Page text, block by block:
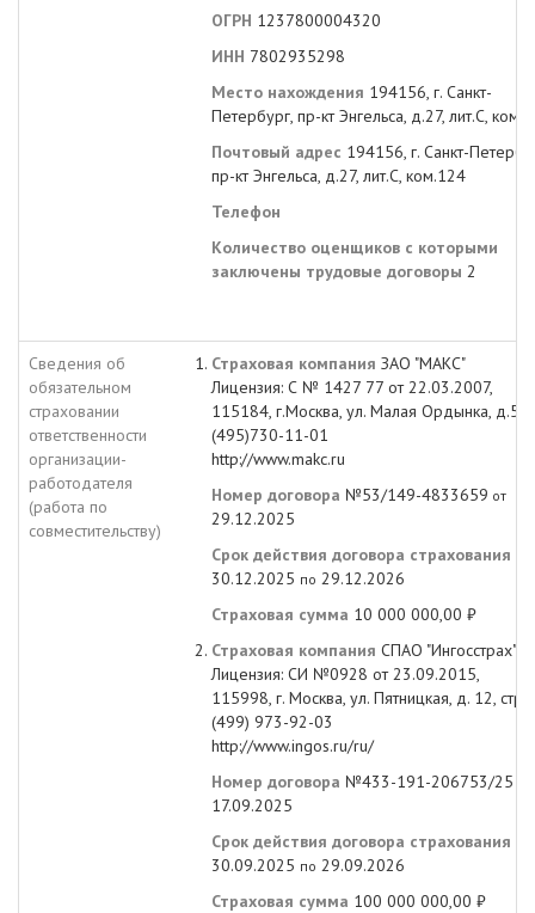
ОГРН 1237800004320
ИНН 7802935298
Место нахождения 194156, г. Санкт-
Петербург, пр-кт Энгельса, д.27, лит.С,
Почтовый адрес 194156, г. Санкт-
пр-кт Энгельса, д.27, лит.С, ком.124
Телефон
Количество оценщиков с которыми
заключены трудовые договоры 2
Сведения об
обязательном
страховании
ответственности
организации-
работодателя
(работа по
совместительству)
Страховая компания ЗАО "МАКС"
Лицензия: С № 1427 77 от 22.03.2007,
115184, г.Москва, ул. Малая Ордынка, д.50
(495)730-11-01
http://www.makc.ru
Номер договора №53/149-4833659 от
29.12.2025
Срок действия договора страхования
30.12.2025 по 29.12.2026
Страховая сумма 10 000 000,00 ₽
Страховая компания СПАО "Ингосстрах"
Лицензия: СИ №0928 от 23.09.2015,
115998, г. Москва, ул. Пятницкая, д. 12, стр.
(499) 973-92-03
http://www.ingos.ru/ru/
Номер договора №433-191-206753/25
17.09.2025
Срок действия договора страхования
30.09.2025 по 29.09.2026
Страховая сумма 100 000 000,00 ₽